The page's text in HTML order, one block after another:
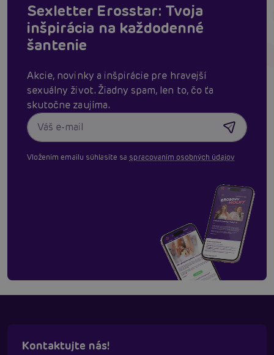
Sexletter Erosstar: Tvoja
inšpirácia na každodenné
šantenie
Akcie, novinky a inšpirácie pre hravejší
sexuálny život. Žiadny spam, len to, čo ťa
skutočne zaujíma.
Vložením emailu súhlasíte sa spracovaním osobných údajov
Kontaktujte nás!